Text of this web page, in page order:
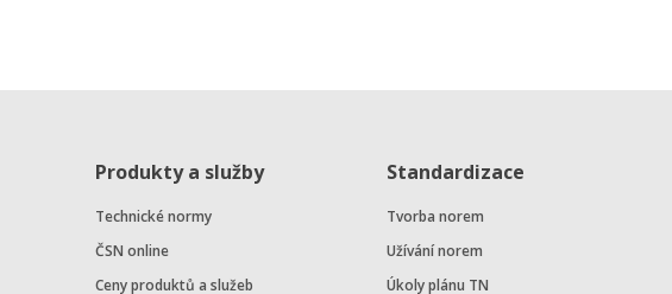
Produkty a služby
Technické normy
ČSN online
Ceny produktů a služeb
Standardizace
Tvorba norem
Užívání norem
Úkoly plánu TN